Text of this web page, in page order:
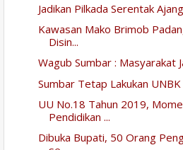
Jadikan Pilkada Serentak
Kawasan Mako Brimob
Disin...
Wagub Sumbar : Masyarakat
Sumbar Tetap Lakukan
UU No.18 Tahun 2019,
Pendidikan ...
Dibuka Bupati, 50 Orang